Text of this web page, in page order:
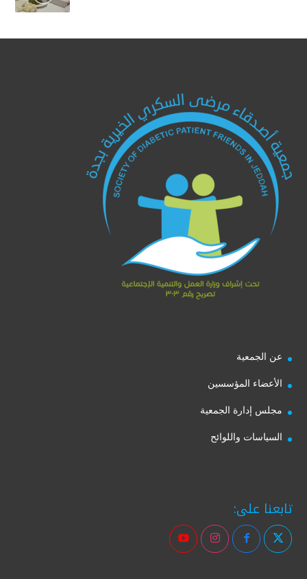
عن الجمعية
الأعضاء المؤسسين
مجلس إدارة الجمعية
السياسات واللوائح
تابعنا على: